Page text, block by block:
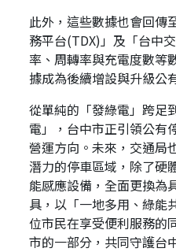
此外，這些數據也會回傳
務平台(TDX)」及「台中
率、周轉率與充電度數等
據成為後續增設與升級公
從單純的「發綠電」跨足
電」，台中市正引領公有
營運方向。未來，交通局
潛力的停車區域，除了硬
能感應設備，全面更換為
具，以「一地多用、綠能
位市民在享受便利服務的
市的一部分，共同守護台